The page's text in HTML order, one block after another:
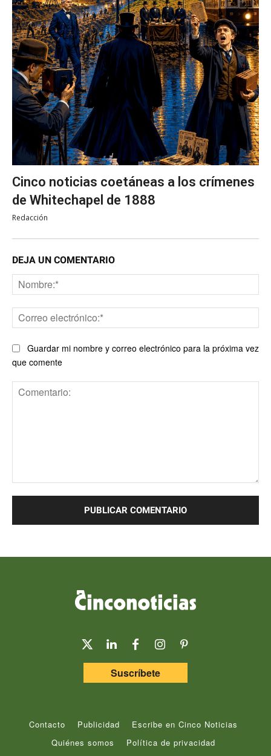
Cinco noticias coetáneas a los crímenes
de Whitechapel de 1888
Redacción
DEJA UN COMENTARIO
Guardar mi nombre y correo electrónico para la próxima vez
que comente
Suscríbete
Contacto Publicidad
Escribe en Cinco Noticias
Quiénes somos
Política de privacidad